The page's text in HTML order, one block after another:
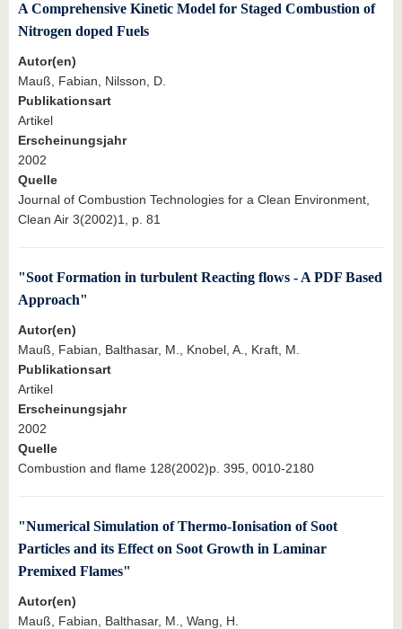
A Comprehensive Kinetic Model for Staged Combustion of
Nitrogen doped Fuels
Autor(en)
Mauß, Fabian, Nilsson, D.
Publikationsart
Artikel
Erscheinungsjahr
2002
Quelle
Journal of Combustion Technologies for a Clean Environment,
Clean Air 3(2002)1, p. 81
"Soot Formation in turbulent Reacting flows - A PDF Based
Approach"
Autor(en)
Mauß, Fabian, Balthasar, M., Knobel, A., Kraft, M.
Publikationsart
Artikel
Erscheinungsjahr
2002
Quelle
Combustion and flame 128(2002)p. 395, 0010-2180
"Numerical Simulation of Thermo-Ionisation of Soot
Particles and its Effect on Soot Growth in Laminar
Premixed Flames"
Autor(en)
Mauß, Fabian, Balthasar, M., Wang, H.